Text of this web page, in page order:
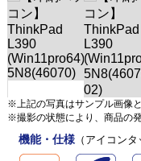
※上記の写真はサンプル画像
※撮影の状態により、商品の
機能・仕様（アイコンタ